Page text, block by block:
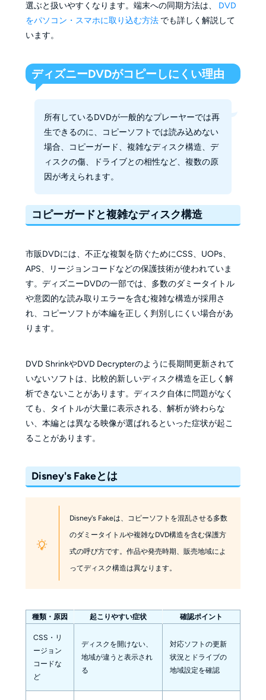
選ぶと扱いやすくなります。端末への同期方法は、 DVD
をパソコン・スマホに取り込む方法 でも詳しく解説して
います。
ディズニーDVDがコピーしにくい理由
所有しているDVDが一般的なプレーヤーでは再
生できるのに、コピーソフトでは読み込めない
場合、コピーガード、複雑なディスク構造、デ
ィスクの傷、ドライブとの相性など、複数の原
因が考えられます。
コピーガードと複雑なディスク構造
市販DVDには、不正な複製を防ぐためにCSS、UOPs、
APS、リージョンコードなどの保護技術が使われていま
す。ディズニーDVDの一部では、多数のダミータイトル
や意図的な読み取りエラーを含む複雑な構造が採用さ
れ、コピーソフトが本編を正しく判別しにくい場合があ
ります。
DVD ShrinkやDVD Decrypterのように長期間更新されて
いないソフトは、比較的新しいディスク構造を正しく解
析できないことがあります。ディスク自体に問題がなく
ても、タイトルが大量に表示される、解析が終わらな
い、本編とは異なる映像が選ばれるといった症状が起こ
ることがあります。
Disney's Fakeとは
Disney's Fakeは、コピーソフトを混乱させる多数
のダミータイトルや複雑なDVD構造を含む保護方
式の呼び方です。作品や発売時期、販売地域によ
ってディスク構造は異なります。
種類・原因 起こりやすい症状 確認ポイント
CSS・リ
ージョン
コードな
ど
ディスクを開けない、
地域が違うと表示され
る
対応ソフトの更新
状況とドライブの
地域設定を確認